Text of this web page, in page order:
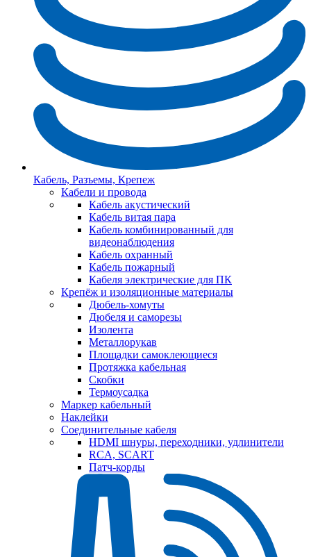
Кабель, Разъемы, Крепеж
Кабели и провода
Кабель акустический
Кабель витая пара
Кабель комбинированный для
видеонаблюдения
Кабель охранный
Кабель пожарный
Кабеля электрические для ПК
Крепёж и изоляционные материалы
Дюбель-хомуты
Дюбеля и саморезы
Изолента
Металлорукав
Площадки самоклеющиеся
Протяжка кабельная
Скобки
Термоусадка
Маркер кабельный
Наклейки
Соединительные кабеля
HDMI шнуры, переходники, удлинители
RCA, SCART
Патч-корды